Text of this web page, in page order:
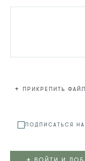
+ ПРИКРЕПИТЬ ФАЙЛ
ПОДПИСАТЬСЯ